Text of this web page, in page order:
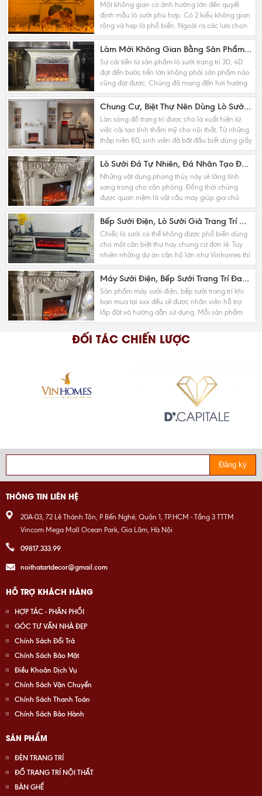
Một không gian có ảnh hưởng lớn đến quyết
định mẫu lò sưởi phù hợp. Có 2 kiểu không gian
rộng và hẹp là phổ biến. Ngoài ra các lựa chọn
lò sưởi 3D, lò sưởi 4D cũng còn phụ thuộc và
quy...
Làm Mới Không Gian Bằng Sản Phẩm Lò Sưởi Trang Trí 3D, 4D Ngày Nay
Sự cải tiến từ sản phẩm lò sưởi trang trí 3D, 4D
đạt đến bước tiến lớn không phải sản phẩm nào
cũng đạt được. Chúng đã mang đến hơi hướng
thời đại mới nhưng lại không mất đi nét...
Chung Cư, Biệt Thự Nên Dùng Lò Sưởi Trang Trí Kích Thước Nào Cho Phù Hợp ?
Làn sóng đồ trang trí được cho là xuất hiện từ
việc cải tạo tính thẩm mỹ cho nội thất. Từ những
thập niên 80, sinh viên đã bắt đầu biết dùng giấy
dán tường, chuông gió hay tranh phong cảnh...
Lò Sưởi Đá Tự Nhiên, Đá Nhân Tạo Đa Dạng Các Phong Cách Nội Thất Ngày Nay
Những vật dụng phong thủy này sẽ tăng tính
sang trọng cho căn phòng. Đồng thời chúng
được quan niệm là vật cầu may giúp gia chủ
được sức khỏe dồi dào. Vật phong thủy cũng có
ý nghĩa cầu tài...
Bếp Sưởi Điện, Lò Sưởi Giả Trang Trí Nội Thất Chung Cư, Biệt Thự
Chiếc lò sưởi có thể không được phổ biến dùng
cho một căn biệt thự hay chung cư đơn lẻ. Tuy
nhiên những dự án căn hộ lớn như Vinhomes thì
đây là điểm nhấn. Chiếc lò sưởi sẽ giúp người...
Máy Sưởi Điện, Bếp Sưởi Trang Trí Đang Là Xu Hướng Nội Thất Mới Nhất Hiện Nay
Sản phẩm máy sưởi điện, bếp sưởi trang trí khi
bạn mua tại xxx đều sẽ được nhân viên hỗ trợ
lắp đặt và hướng dẫn sử dụng. Mỗi sản phẩm
đều có những nét riêng biệt cần lưu ý
ĐỐI TÁC CHIẾN LƯỢC
Đăng ký
THÔNG TIN LIÊN HỆ
20A-03, 72 Lê Thánh Tôn, P Bến Nghé, Quận 1, TP.HCM - Tầng 3 TTTM
Vincom Mega Mall Ocean Park, Gia Lâm, Hà Nội
09817.333.99
noithatartdecor@gmail.com
HỖ TRỢ KHÁCH HÀNG
HỢP TÁC - PHÂN PHỐI
GÓC TƯ VẤN NHÀ ĐẸP
Chính Sách Đổi Trả
Chính Sách Bảo Mật
Điều Khoản Dịch Vụ
Chính Sách Vận Chuyển
Chính Sách Thanh Toán
Chính Sách Bảo Hành
SẢN PHẨM
ĐÈN TRANG TRÍ
ĐỒ TRANG TRÍ NỘI THẤT
BÀN GHẾ